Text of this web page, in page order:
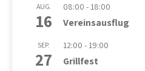
AUG.
16
08:00 - 18:00
Vereinsausflug
SEP.
27
12:00 - 19:00
Grillfest